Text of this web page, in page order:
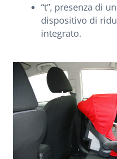
“t”, presenza di
dispositivo di
integrato.